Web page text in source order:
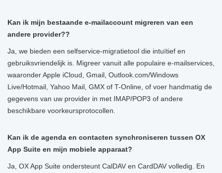
Kan ik mijn bestaande e-mailaccount migreren van een
andere provider??
Ja, we bieden een selfservice-migratietool die intuïtief en
gebruiksvriendelijk is. Migreer vanuit alle populaire e-mailservices,
waaronder Apple iCloud, Gmail, Outlook.com/Windows
Live/Hotmail, Yahoo Mail, GMX of T-Online, of voer handmatig de
gegevens van uw provider in met IMAP/POP3 of andere
beschikbare voorkeursprotocollen.
Kan ik de agenda en contacten synchroniseren tussen OX
App Suite en mijn mobiele apparaat?
Ja, OX App Suite ondersteunt CalDAV en CardDAV volledig. En